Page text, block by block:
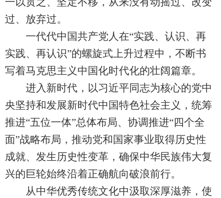
过、放弃过。
一代代中国共产党人在“实践、认识、再
实践、再认识”的螺旋式上升过程中，不断书
写着马克思主义中国化时代化的壮阔篇章。
进入新时代，以习近平同志为核心的党中
央坚持和发展新时代中国特色社会主义，统筹
推进“五位一体”总体布局、协调推进“四个全
面”战略布局，推动党和国家事业取得历史性
成就、发生历史性变革，确保中华民族伟大复
兴的巨轮始终沿着正确航向破浪前行。
从中华优秀传统文化中汲取深厚滋养，使